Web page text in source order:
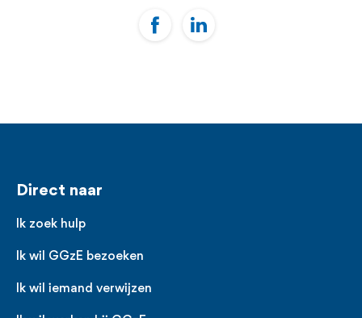
Voet
Direct naar
Ik zoek hulp
Ik wil GGzE bezoeken
Ik wil iemand verwijzen